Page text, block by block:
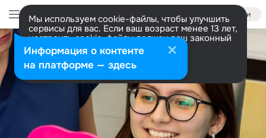
Войти
Мы используем cookie-файлы, чтобы улучшить
сервисы для вас. Если ваш возраст менее 13 лет,
настроить cookie-файлы должен ваш законный
представитель. Больше информации
Разрешить все Настроить
Информация о контенте
на платформе — здесь